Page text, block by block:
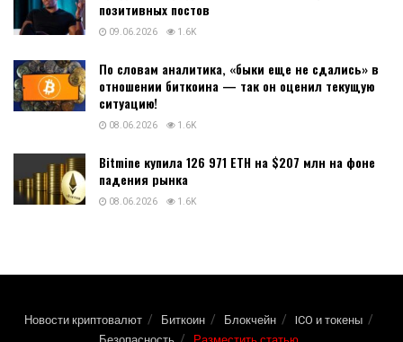
бинодекс Binodex - это...
Артур Хейс продал Worldcoin после серии
позитивных постов
09.06.2026 1.6K
Артур Хейс продал Worldcoin после серии
позитивных постов
09.06.2026 1.6K
ситуацию!
Bitmine купила 126 971 ETH на $207 млн на фоне